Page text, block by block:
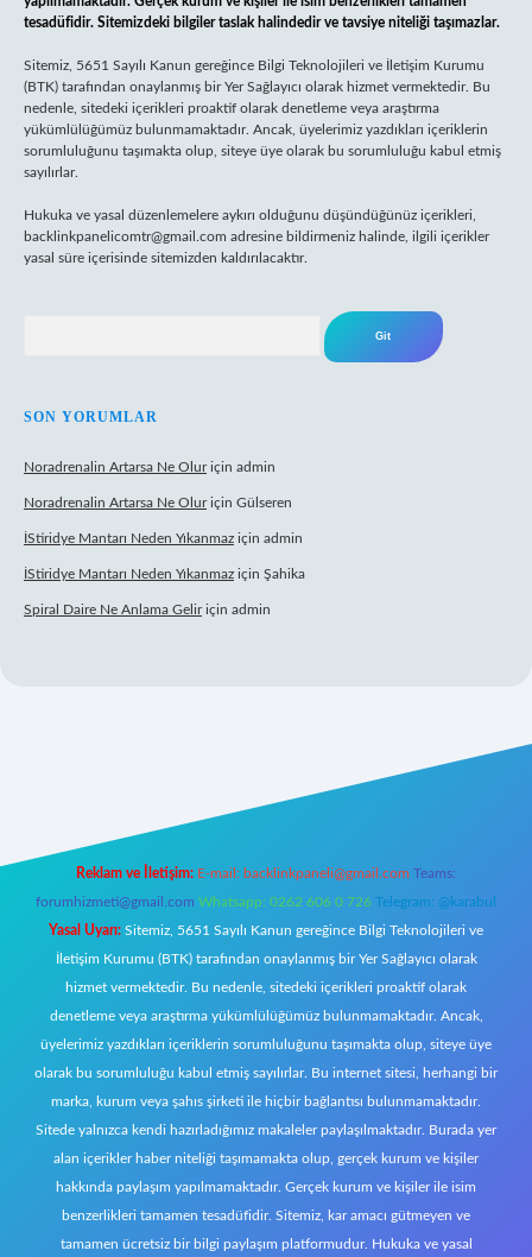
tesadüfidir. Sitemizdeki bilgiler taslak halindedir ve tavsiye niteliği taşımazlar.
Sitemiz, 5651 Sayılı Kanun gereğince Bilgi Teknolojileri ve İletişim Kurumu
(BTK) tarafından onaylanmış bir Yer Sağlayıcı olarak hizmet vermektedir. Bu
nedenle, sitedeki içerikleri proaktif olarak denetleme veya araştırma
yükümlülüğümüz bulunmamaktadır. Ancak, üyelerimiz yazdıkları içeriklerin
sorumluluğunu taşımakta olup, siteye üye olarak bu sorumluluğu kabul etmiş
sayılırlar.
Hukuka ve yasal düzenlemelere aykırı olduğunu düşündüğünüz içerikleri,
backlinkpanelicomtr@gmail.com adresine bildirmeniz halinde, ilgili içerikler
yasal süre içerisinde sitemizden kaldırılacaktır.
SON YORUMLAR
Noradrenalin Artarsa Ne Oluriçin admin
Noradrenalin Artarsa Ne Oluriçin Gülseren
İStiridye Mantarı Neden Yıkanmaz için admin
İStiridye Mantarı Neden Yıkanmaz için Şahika
Spiral Daire Ne Anlama Geliriçin admin
Reklam ve İletişim: E-mail: backlinkpaneli@gmail.com Teams:
forumhizmeti@gmail.com Whatsapp: 0262 606 0 726 Telegram: @karabul
Yasal Uyarı: Sitemiz, 5651 Sayılı Kanun gereğince Bilgi Teknolojileri ve
İletişim Kurumu (BTK) tarafından onaylanmış bir Yer Sağlayıcı olarak
hizmet vermektedir. Bu nedenle, sitedeki içerikleri proaktif olarak
denetleme veya araştırma yükümlülüğümüz bulunmamaktadır. Ancak,
üyelerimiz yazdıkları içeriklerin sorumluluğunu taşımakta olup, siteye üye
olarak bu sorumluluğu kabul etmiş sayılırlar. Bu internet sitesi, herhangi bir
marka, kurum veya şahıs şirketi ile hiçbir bağlantısı bulunmamaktadır.
Sitede yalnızca kendi hazırladığımız makaleler paylaşılmaktadır. Burada yer
alan içerikler haber niteliği taşımamakta olup, gerçek kurum ve kişiler
hakkında paylaşım yapılmamaktadır. Gerçek kurum ve kişiler ile isim
benzerlikleri tamamen tesadüfidir. Sitemiz, kar amacı gütmeyen ve
tamamen ücretsiz bir bilgi paylaşım platformudur. Hukuka ve yasal